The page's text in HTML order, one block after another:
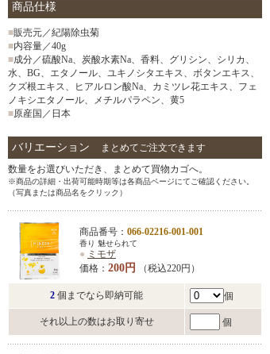
商品仕様
■販売元／紀陽除虫菊
■内容量／40g
■成分／硫酸Na、炭酸水素Na、香料、グリシン、シリカ、
水、BG、エタノール、ユキノシタエキス、ボタンエキス、
クズ根エキス、ヒアルロン酸Na、カミツレ花エキス、フェ
ノキシエタノール、メチルパラペン、黄5
■原産国／日本
バリエーション
まとめてご注文できます
数量をお選びいただき、まとめて買物カゴへ。
※商品の詳細・出荷可能時期等は各商品ページにてご確認ください。
（写真または商品名をクリック）
商品番号： 066-02216-001-001
香り 魅せられて
● ミモザ
価格： 200円 （税込220円）
2 個までなら即納可能 個
それ以上の数はお取り寄せ 個